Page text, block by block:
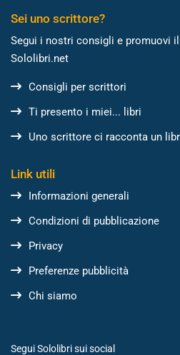
Sei uno scrittore?
Segui i nostri consigli e promuovi
Sololibri.net
Consigli per scrittori
Ti presento i miei... libri
Uno scrittore ci racconta un
Link utili
Informazioni generali
Condizioni di pubblicazione
Privacy
Preferenze pubblicità
Chi siamo
Segui Sololibri sui social